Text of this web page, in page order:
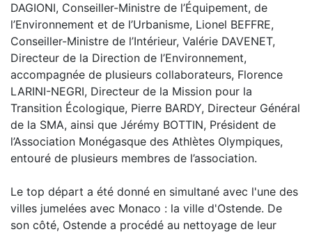
DAGIONI, Conseiller-Ministre de l’Équipement, de
l’Environnement et de l’Urbanisme, Lionel BEFFRE,
Conseiller-Ministre de l’Intérieur, Valérie DAVENET,
Directeur de la Direction de l’Environnement,
accompagnée de plusieurs collaborateurs, Florence
LARINI-NEGRI, Directeur de la Mission pour la
Transition Écologique, Pierre BARDY, Directeur Général
de la SMA, ainsi que Jérémy BOTTIN, Président de
l’Association Monégasque des Athlètes Olympiques,
entouré de plusieurs membres de l’association.
Le top départ a été donné en simultané avec l'une des
villes jumelées avec Monaco : la ville d'Ostende. De
son côté, Ostende a procédé au nettoyage de leur